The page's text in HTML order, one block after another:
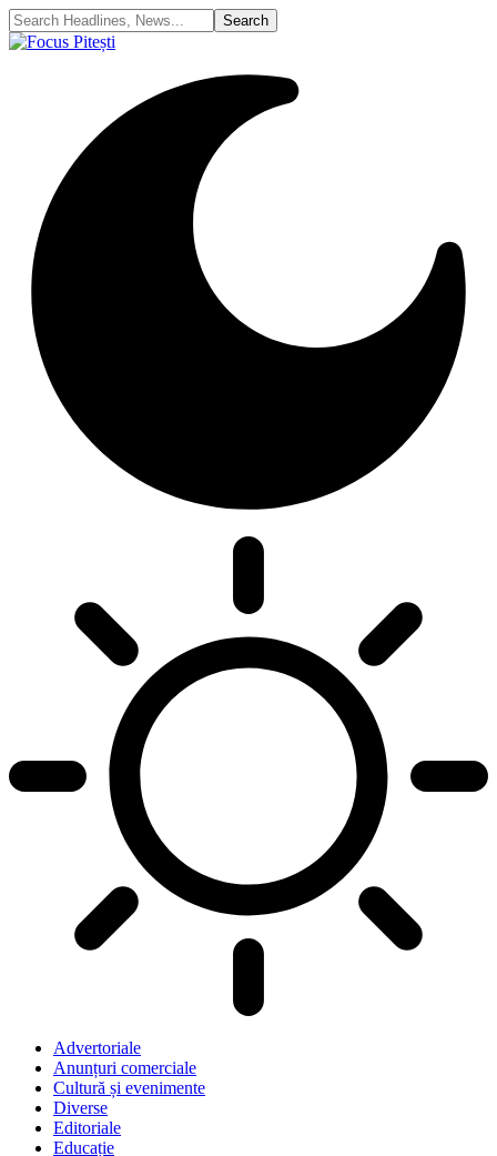
Advertoriale
Anunțuri comerciale
Cultură și evenimente
Diverse
Editoriale
Educație